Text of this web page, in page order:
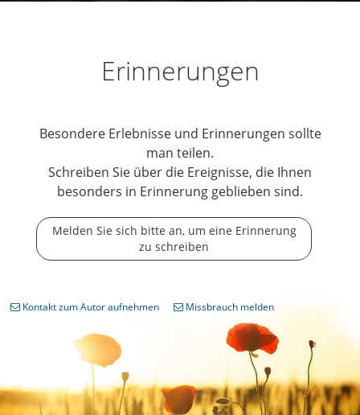
Erinnerungen
Besondere Erlebnisse und Erinnerungen sollte
man teilen.
Schreiben Sie über die Ereignisse, die Ihnen
besonders in Erinnerung geblieben sind.
Melden Sie sich bitte an, um eine Erinnerung
zu schreiben
Kontakt zum Autor aufnehmen Missbrauch melden